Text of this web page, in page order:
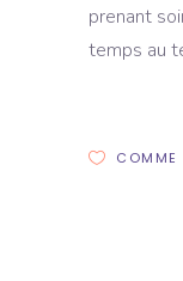
prenant
temps au
COMME